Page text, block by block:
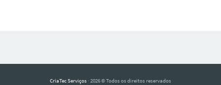
CriaTec Serviços · 2026 © Todos os direitos reservados